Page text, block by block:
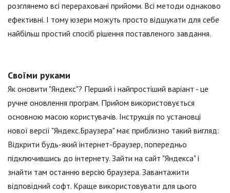
розглянемо всі перераховані прийоми. Всі методи однаково
ефективні. І тому юзери можуть просто відшукати для себе
найбільш простий спосіб рішення поставленого завдання.
Своїми руками
Як оновити "Яндекс"? Перший і найпростіший варіант - це
ручне оновлення програм. Прийом використовується
основною масою користувачів. Інструкція по установці
нової версії "Яндекс.Браузера" має приблизно такий вигляд:
Відкрити будь-який інтернет-браузер, попередньо
підключившись до інтернету. Зайти на сайт "Яндекса" і
знайти там останню версію браузера. Завантажити
відповідний софт. Краще використовувати для цього